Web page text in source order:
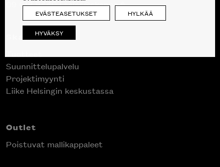
09 612 9440|sales@skanno.fi
Skanno
Suunnittelupalvelu
Projektimyynti
Liike Helsingin keskustassa
Outlet
Poistuvat mallikappaleet
EVÄSTEASETUKSET HYLKÄÄ
HYVÄKSY